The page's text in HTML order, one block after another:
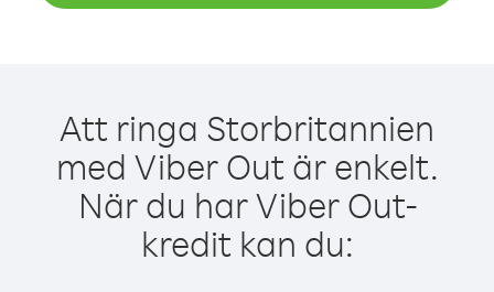
Att ringa Storbritannien
med Viber Out är enkelt.
När du har Viber Out-
kredit kan du: